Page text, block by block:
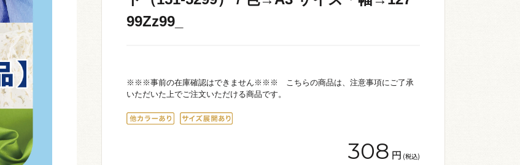
99Zz99_
※※※事前の在庫確認はできません※※※ こちらの商品は、注意事項にご了承
いただいた上でご注文いただける商品です。
308 円 (税込)